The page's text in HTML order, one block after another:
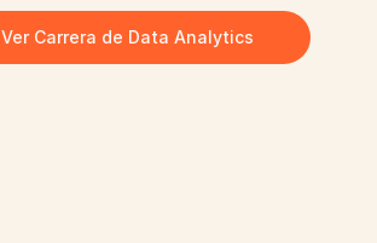
Ver Carrera de Data Analytics